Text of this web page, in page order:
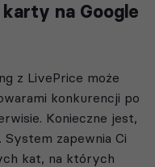
na Google
z LivePrice może
konkurencji po
Konieczne jest,
System zapewnia Ci
kat, na których